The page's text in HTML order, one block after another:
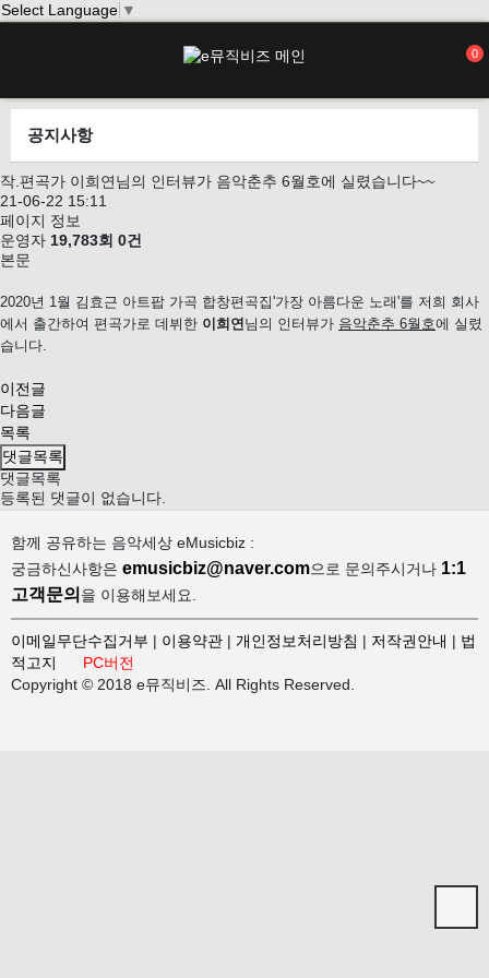
Select Language ▼
0
공지사항
작.편곡가 이희연님의 인터뷰가 음악춘추 6월호에 실렸습니다~~
21-06-22 15:11
페이지 정보
운영자 19,783회 0건
본문
2020년 1월 김효근 아트팝 가곡 합창편곡집'가장 아름다운 노래'를 저희 회사
에서 출간하여 편곡가로 데뷔한 이희연님의 인터뷰가 음악춘추 6월호에 실렸
습니다.
이전글
다음글
목록
댓글목록
댓글목록
등록된 댓글이 없습니다.
함께 공유하는 음악세상 eMusicbiz :
궁금하신사항은 emusicbiz@naver.com으로 문의주시거나 1:1
고객문의 을 이용해보세요.
이메일무단수집거부 이용약관 개인정보처리방침 저작권안내
법
적고지
PC버전
Copyright © 2018 e뮤직비즈. All Rights Reserved.